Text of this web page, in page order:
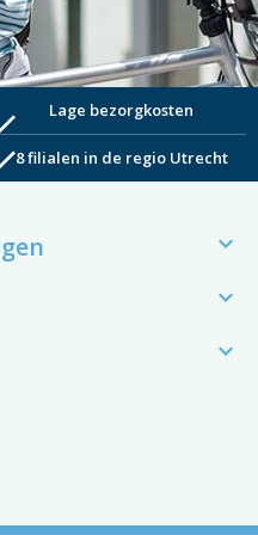
Lage bezorgkosten
8 filialen in de regio Utrecht


